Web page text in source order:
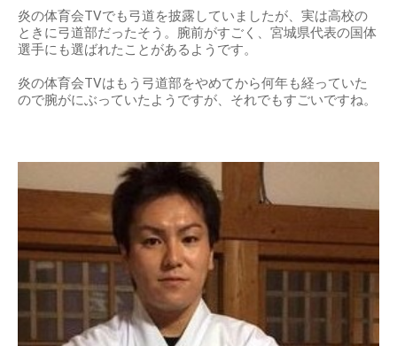
炎の体育会TVでも弓道を披露していましたが、実は高校の
ときに弓道部だったそう。腕前がすごく、宮城県代表の国体
選手にも選ばれたことがあるようです。
炎の体育会TVはもう弓道部をやめてから何年も経っていた
ので腕がにぶっていたようですが、それでもすごいですね。